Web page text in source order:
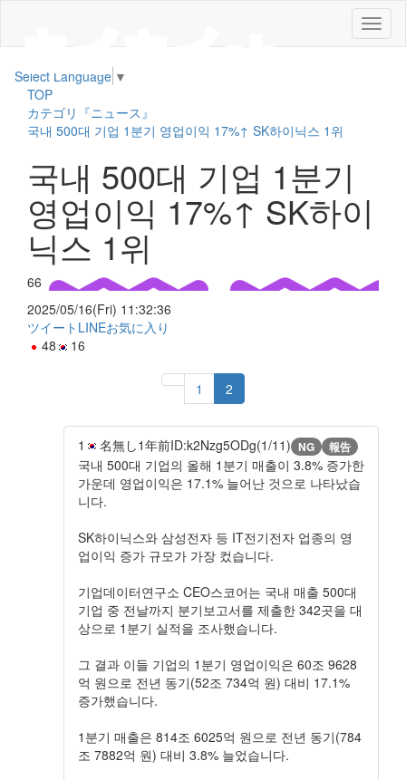
メ
ニ
Select Language ▼
TOP
カテゴリ『ニュース』
국내 500대 기업 1분기 영업이익 17%↑ SK하이닉스 1위
국내 500대 기업 1분기
영업이익 17%↑ SK하이
닉스 1위
66
2025/05/16(Fri) 11:32:36
ツイート LINEお気に入り
48
16
1 2
1 名無し1年前ID:k2Nzg5ODg(1/11) NG 報告
국내 500대 기업의 올해 1분기 매출이 3.8% 증가한
가운데 영업이익은 17.1% 늘어난 것으로 나타났습
니다.
SK하이닉스와 삼성전자 등 IT전기전자 업종의 영
업이익 증가 규모가 가장 컸습니다.
기업데이터연구소 CEO스코어는 국내 매출 500대
기업 중 전날까지 분기보고서를 제출한 342곳을 대
상으로 1분기 실적을 조사했습니다.
그 결과 이들 기업의 1분기 영업이익은 60조 9628
억 원으로 전년 동기(52조 734억 원) 대비 17.1%
증가했습니다.
1분기 매출은 814조 6025억 원으로 전년 동기(784
조 7882억 원) 대비 3.8% 늘었습니다.